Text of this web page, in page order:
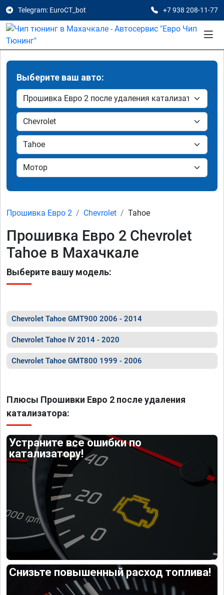
Telegram: EuroCT_bot +7 938 208-11-77
Выберите ваш авто:
Прошивка Евро 2 Chevrolet Tahoe
Прошивка Евро 2 Chevrolet
Tahoe в Махачкале
Выберите вашу модель:
Chevrolet Tahoe GMT900 2006 - 2014
Chevrolet Tahoe IV 2014 - 2020
Chevrolet Tahoe GMT800 1999 - 2006
Плюсы Прошивки Евро 2 после удаления
катализатора:
Устраните все ошибки по
катализатору!
Снизьте повышенный расход топлива!